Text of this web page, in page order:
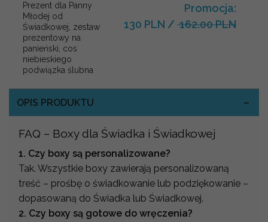
Prezent dla Panny
Młodej od
Świadkowej, zestaw
prezentowy na
panieński, cos
niebieskiego
podwiązka ślubna
Promocja:
130 PLN / 162.00 PLN
OPIS PRODUKTU
FAQ – Boxy dla Świadka i Świadkowej
1. Czy boxy są personalizowane?
Tak. Wszystkie boxy zawierają personalizowaną
treść – prośbę o świadkowanie lub podziękowanie –
dopasowaną do Świadka lub Świadkowej.
2. Czy boxy są gotowe do wręczenia?